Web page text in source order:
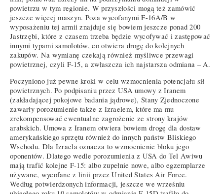
powietrzu w tym regionie. W przyszłości mogą też zamówić
jeszcze więcej maszyn. Poza wycofanymi F-16A/B w
wyposażeniu tej armii znajduje się bowiem jeszcze ponad 200
Jastrzębi, które z czasem trzeba będzie wycofywać i zastępować
innymi typami samolotów, co otwiera drogę do kolejnych
zakupów. Na wymianę czekają również myśliwce przewagi
powietrznej, czyli F-15, a zwłaszcza ich najstarsza odmiana – A.
Poczyniono już pewne kroki w celu wzmocnienia potencjału sił
powietrznych. Po podpisaniu przez USA umowy z Iranem
(zakładającej pokojowe badania jądrowe), Stany Zjednoczone
zawarły porozumienie także z Izraelem, które ma mu
zrekompensować ewentualne zagrożenie ze strony krajów
arabskich. Umowa z Iranem otwiera bowiem drogę dla dostaw
amerykańskiego sprzętu również do innych państw Bliskiego
Wschodu. Dla Izraela oznacza to wzmocnienie bloku jego
oponentów. Dlatego wedle porozumienia z USA do Tel Awiwu
mają trafić kolejne F-15: albo zupełnie nowe, albo egzemplarze
używane, wycofane z linii przez United States Air Force.
Według potwierdzonych informacji, jeszcze we wrześniu